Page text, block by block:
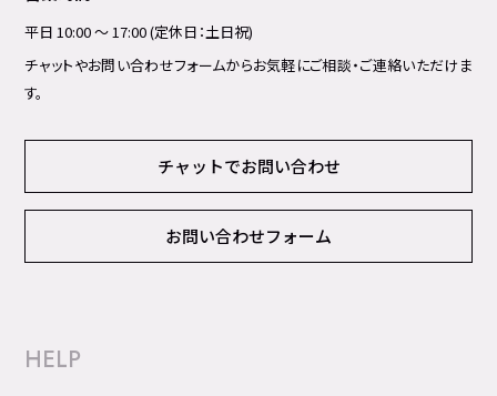
平日 10:00 ～ 17:00 (定休日：土日祝)
チャットやお問い合わせフォームからお気軽にご相談・ご連絡いただけま
す。
チャットでお問い合わせ
お問い合わせフォーム
HELP